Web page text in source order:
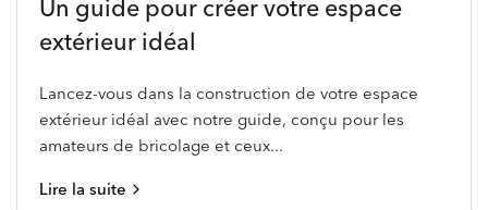
Un guide pour créer votre espace
extérieur idéal
Lancez-vous dans la construction de votre espace
extérieur idéal avec notre guide, conçu pour les
amateurs de bricolage et ceux...
Lire la suite